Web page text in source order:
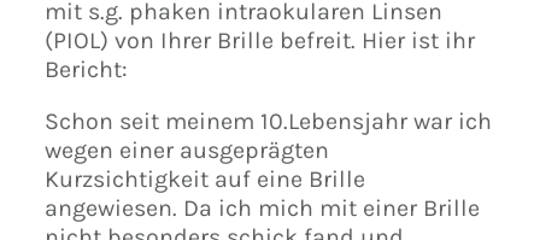
mit s.g. phaken intraokularen Linsen
(PIOL) von Ihrer Brille befreit. Hier ist ihr
Bericht:
Schon seit meinem 10.Lebensjahr war ich
wegen einer ausgeprägten
Kurzsichtigkeit auf eine Brille
angewiesen. Da ich mich mit einer Brille